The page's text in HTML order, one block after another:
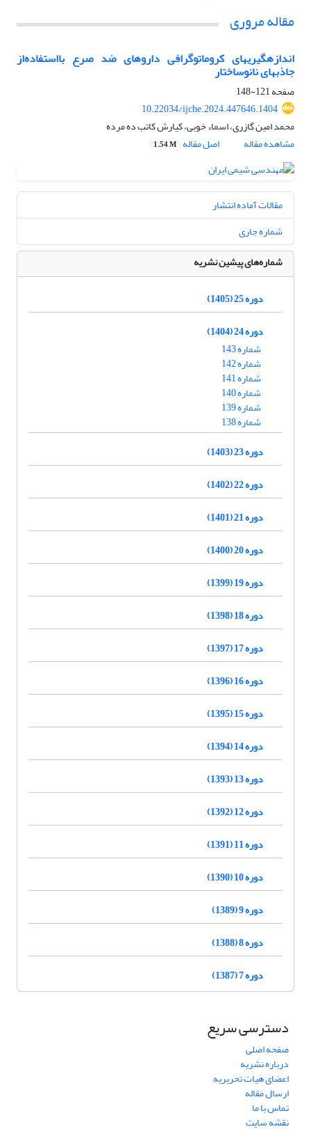
مقاله مروری
اندازه‎گیری‎های کروماتوگرافی داروهای ضد صرع بااستفاده‌از
جاذب‎های نانوساختار
صفحه121-148
10.22034/ijche.2024.447646.1404
محمد امین گازری، اسماء خوبی، کیارش کاتب ده مرده
مشاهده مقاله
اصل مقاله 1.54 M
مقالات آماده انتشار
شماره جاری
شماره‌های پیشین نشریه
دوره 25 (1405)
دوره 24 (1404)
شماره 143
شماره 142
شماره 141
شماره 140
شماره 139
شماره 138
دوره 23 (1403)
دوره 22 (1402)
دوره 21 (1401)
دوره 20 (1400)
دوره 19 (1399)
دوره 18 (1398)
دوره 17 (1397)
دوره 16 (1396)
دوره 15 (1395)
دوره 14 (1394)
دوره 13 (1393)
دوره 12 (1392)
دوره 11 (1391)
دوره 10 (1390)
دوره 9 (1389)
دوره 8 (1388)
دوره 7 (1387)
دسترسی سریع
صفحه اصلی
درباره نشریه
اعضای هیات تحریریه
ارسال مقاله
تماس با ما
نقشه سایت